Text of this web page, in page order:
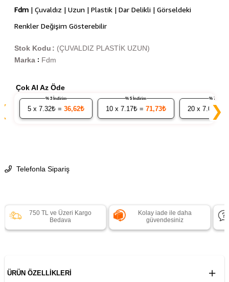
Fdm| Çuvaldız | Uzun | Plastik | Dar Delikli | Görseldeki
Renkler Değişim Gösterebilir
(ÇUVALDIZ PLASTİK UZUN)
Stok Kodu
Marka : Fdm
Çok Al Az Öde
5x 7.32₺ = 36,62₺
% 3 İndirim
10x 7.17₺ = 71,73₺
% 5 İndirim
20x 7.02₺ =
❯
Telefonla Sipariş
750 TL ve Üzeri Kargo
Bedava
Kolay iade ile daha
güvendesiniz
ÜRÜN ÖZELLIKLERI